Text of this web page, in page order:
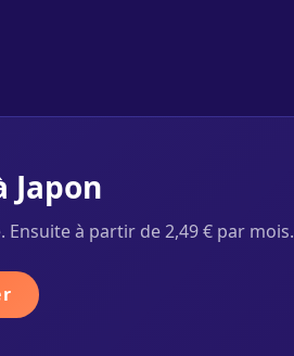
Japon
à partir de 2,49 € par mois.